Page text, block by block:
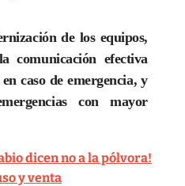
de los equipos,
comunicación efectiva
caso de emergencia, y
con mayor
dicen no a la pólvora!
y venta